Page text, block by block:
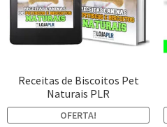
Receitas de Biscoitos Pet
Naturais PLR
OFERTA!